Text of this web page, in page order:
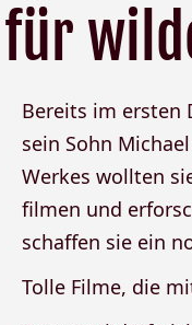
für
Bereits im ersten
sein Sohn
Werkes wollten
filmen und
schaffen sie ein
Tolle Filme, die